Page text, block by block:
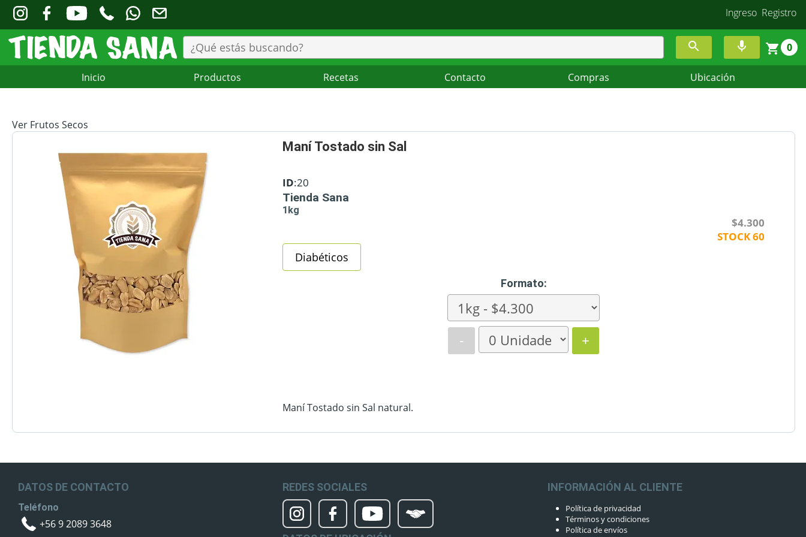
Ingreso Registro
0
Inicio Productos Recetas Contacto Compras Ubicación
Ver Frutos Secos
Maní Tostado sin Sal
ID:20
Tienda Sana
1kg
$4.300
STOCK60
Diabéticos
Formato:
- +
Maní Tostado sin Sal natural.
DATOS DE CONTACTO
Teléfono
+56 9 2089 3648
REDES SOCIALES INFORMACIÓN AL CLIENTE
Política de privacidad
Términos y condiciones
Política de envíos